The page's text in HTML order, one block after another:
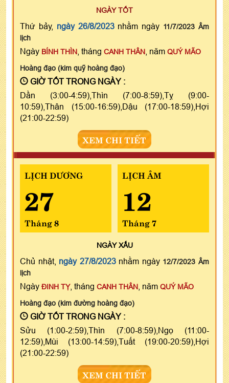
NGÀY TỐT
Thứ bảy, ngày 26/8/2023nhằm ngày 11/7/2023 Âm
lịch
Ngày BÍNH THÌN , tháng CANH THÂN , năm QUÝ MÃO
Hoàng đạo (kim quỹ hoàng đạo)
GIỜ TỐT TRONG NGÀY :
Dần (3:00-4:59),Thìn (7:00-8:59),Tỵ (9:00-
10:59),Thân (15:00-16:59),Dậu (17:00-18:59),Hợi
(21:00-22:59)
XEM CHI TIẾT
LỊCH DƯƠNG
27
Tháng 8
LỊCH ÂM
12
Tháng 7
NGÀYXẤU
Chủ nhật, ngày 27/8/2023nhằm ngày 12/7/2023 Âm
lịch
Ngày ĐINH TỴ, tháng CANH THÂN , năm QUÝ MÃO
Hoàng đạo (kim đường hoàng đạo)
GIỜ TỐT TRONG NGÀY :
Sửu (1:00-2:59),Thìn (7:00-8:59),Ngọ (11:00-
12:59),Mùi (13:00-14:59),Tuất (19:00-20:59),Hợi
(21:00-22:59)
XEM CHI TIẾT